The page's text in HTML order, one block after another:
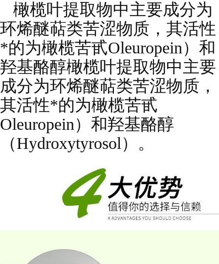
橄榄叶提取物中主要成分为
环烯醚萜类苦涩物质，其活性
*的为橄榄苦甙Oleuropein）和
羟基酪醇橄榄叶提取物中主要
成分为环烯醚萜类苦涩物质，
其活性*的为橄榄苦甙
Oleuropein）和羟基酪醇
（Hydroxytyrosol）。